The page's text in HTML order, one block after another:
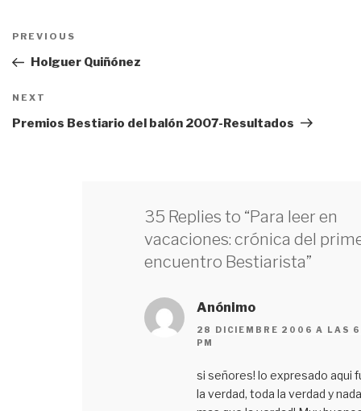
Navegación
entradas
Previous
Post
PREVIOUS
Holguer Quiñónez
Next
Post
NEXT
Premios Bestiario del balón 2007-Resultados
35 Replies to “Para leer en
vacaciones: crónica del
encuentro Bestiarista”
Anónimo
28 DICIEMBRE 2006 A LAS
PM
si señores! lo expresado aqui
la verdad, toda la verdad y nada